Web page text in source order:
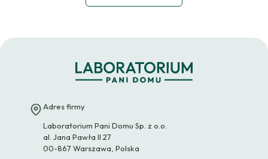
Adres firmy
Laboratorium Pani Domu Sp. z o.o.
al. Jana Pawła II 27
00-867 Warszawa, Polska